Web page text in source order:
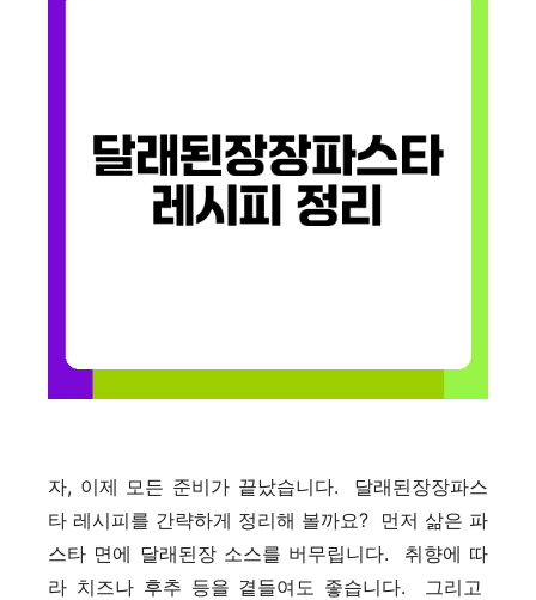
자, 이제 모든 준비가 끝났습니다. 달래된장장파스
타 레시피를 간략하게 정리해 볼까요? 먼저 삶은 파
스타 면에 달래된장 소스를 버무립니다. 취향에 따
라 치즈나 후추 등을 곁들여도 좋습니다. 그리고